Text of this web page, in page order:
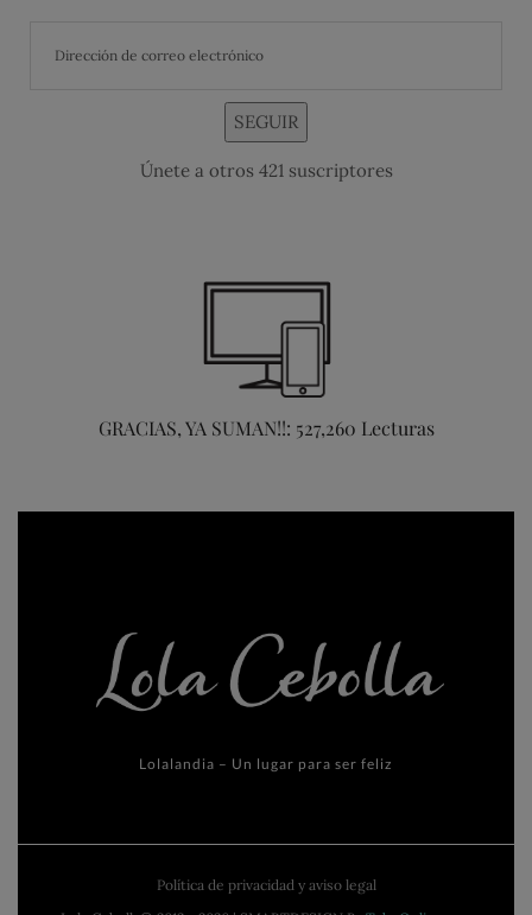
SEGUIR
Únete a otros 421 suscriptores
GRACIAS, YA SUMAN!!: 527,260 Lecturas
Lolalandia – Un lugar para ser feliz
Política de privacidad y aviso legal